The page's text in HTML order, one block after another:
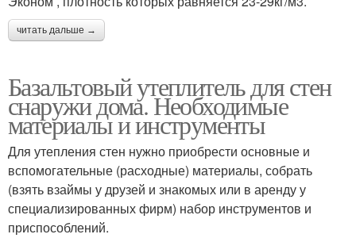
читать дальше →
Базальтовый утеплитель для стен
снаружи дома. Необходимые
материалы и инструменты
Для утепления стен нужно приобрести основные и
вспомогательные (расходные) материалы, собрать
(взять взаймы у друзей и знакомых или в аренду у
специализированных фирм) набор инструментов и
приспособлений.